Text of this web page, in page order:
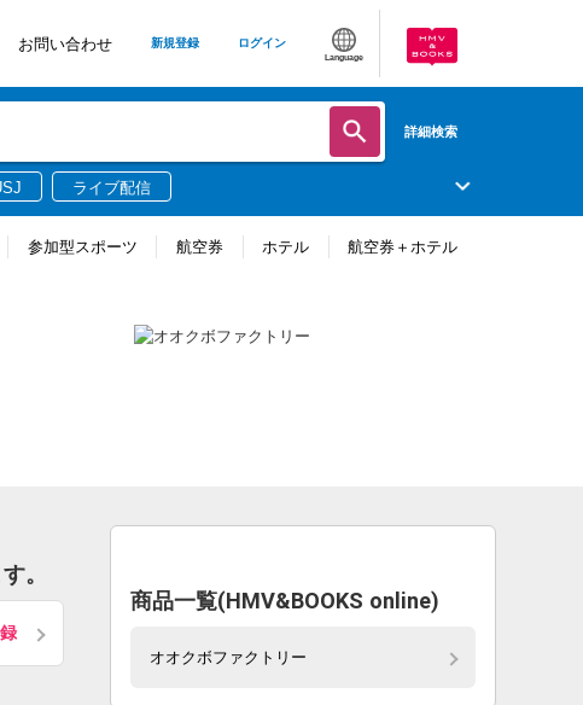
お問い合わせ 新規登録 ログイン
Language
詳細検索
ライブ配信
参加型スポーツ 航空券 ホテル 航空券＋ホテル
。
商品一覧(HMV&BOOKS online)
オオクボファクトリー